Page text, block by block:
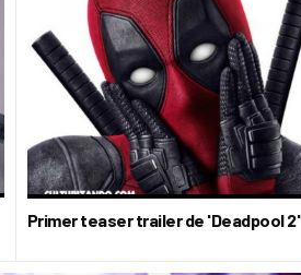
Primer teaser trailer de 'Deadpool 2'